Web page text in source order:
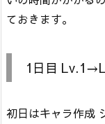
ておきます。
1日目
初日はキャラ作成